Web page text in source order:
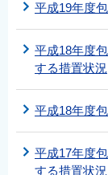
平成19年度
平成18年度
する措置状況
平成18年度
平成17年度
する措置状況